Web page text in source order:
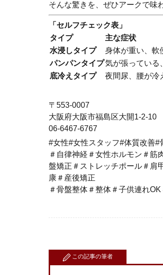
そんな驚きを、ぜひアークで味
「セルフチェック表」
タイプ
主な症状
水浸しタイプ
身体が重い、軟
パンパンタイプ気が張っている
底冷えタイプ
夜間尿、腰が冷
〒553-0007
大阪府大阪市福島区大開1-2-10
06-6467-6767
#女性#女性スタッフ#体質改善
＃自律神経＃女性ホルモン＃筋
盤矯正＃ストレッチポール＃肩
康＃産後矯正
＃骨盤整体＃整体＃子供連れ
この記事の筆者